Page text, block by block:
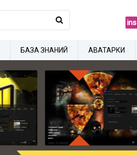
ins
БАЗА ЗНАНИЙ АВАТАРКИ